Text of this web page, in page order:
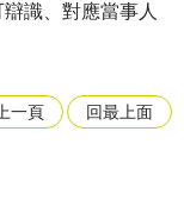
識、對應當事人
一頁 回最上面